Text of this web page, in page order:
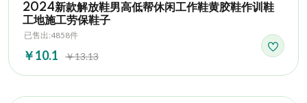
2024新款解放鞋男高低帮休闲工作鞋黄胶鞋作训鞋
工地施工劳保鞋子
已售出:4858件
￥10.1 ￥13.13